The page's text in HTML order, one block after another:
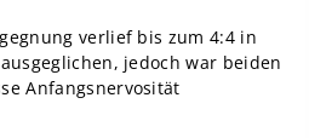
verlief bis zum 4:4 in
jedoch war beiden
Anfangsnervosität